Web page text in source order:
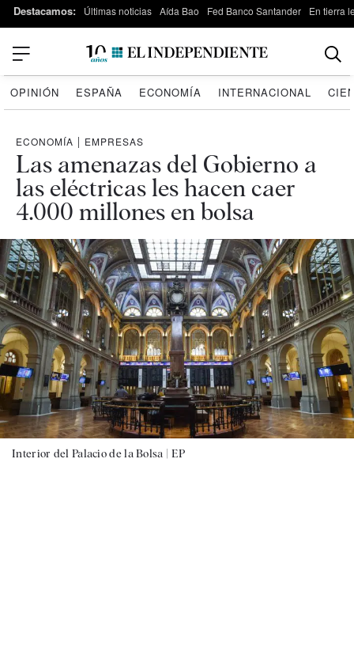
Destacamos: Últimas noticias Aída Bao Fed Banco Santander En tierra
OPINIÓN ESPAÑA ECONOMÍA INTERNACIONAL
ECONOMÍA | EMPRESAS
Las amenazas del Gobierno a
las eléctricas les hacen caer
4.000 millones en bolsa
Interior del Palacio de la Bolsa | EP